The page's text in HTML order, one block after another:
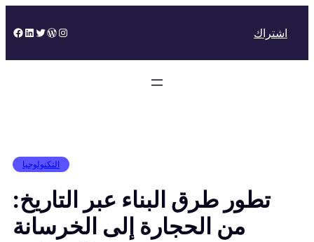
to
Facebook
LinkedIn
Twitter
WordPress
Instagram اشتراك
التكنولوجيا
تطور طرق البناء عبر التاريخ:
من الحجارة إلى الخرسانة